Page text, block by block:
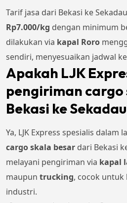
Tarif jasa dari Bekasi ke
Rp7.000/kg dengan minimum
dilakukan via kapal Roro
sendiri, menyesuaikan jadwal
Apakah LJK
pengiriman cargo
Bekasi ke
Ya, LJK Express spesialis dalam
cargo skala besar dari Bekasi
melayani pengiriman via kapal
maupun trucking, cocok
industri.